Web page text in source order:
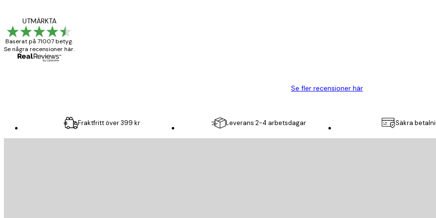
UTMÄRKTA
Baserat på 71007 betyg.
Se några recensioner här.
Se fler recensioner här
Fraktfritt över 399 kr Leverans 2-4 arbetsdagar Säkra